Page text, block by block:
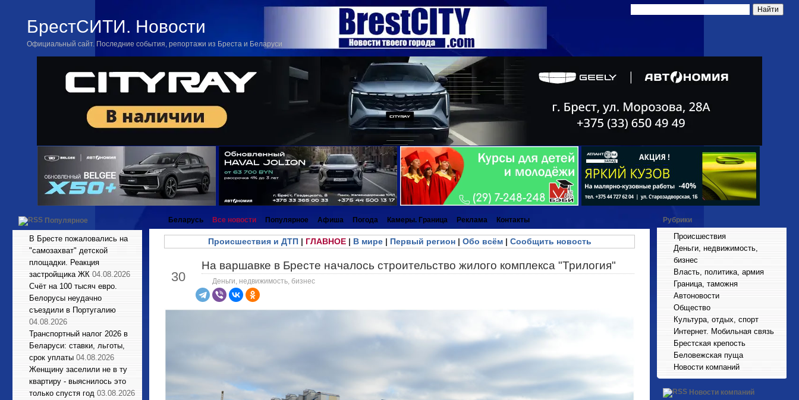
БрестСИТИ. Новости
Официальный сайт. Последние события, репортажи из Бреста и Беларуси
Популярное
В Бресте пожаловались на
"самозахват" детской
площадки. Реакция
застройщика ЖК 04.08.2026
Счёт на 100 тысяч евро.
Белорусы неудачно
съездили в Португалию
04.08.2026
Транспортный налог 2026 в
Беларуси: ставки, льготы,
срок уплаты 04.08.2026
Женщину заселили не в ту
квартиру - выяснилось это
только спустя год 03.08.2026
Беларусь Все новости Популярное Афиша Погода Камеры. Граница Реклама Контакты
Происшествия и ДТП| ГЛАВНОЕ| В мире| Первый регион| Обо всём| Сообщить новость
30
На варшавке в Бресте началось строительство жилого комплекса "Трилогия"
Деньги, недвижимость, бизнес
Рубрики
Происшествия
Деньги, недвижимость,
бизнес
Власть, политика, армия
Граница, таможня
Автоновости
Общество
Культура, отдых, спорт
Интернет. Мобильная связь
Брестская крепость
Беловежская пуща
Новости компаний
Новости компаний